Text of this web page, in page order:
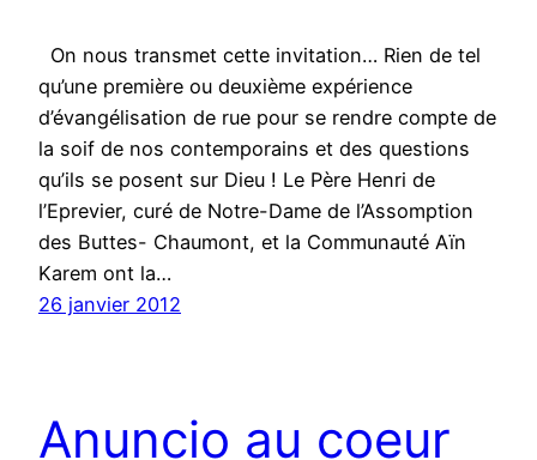
On nous transmet cette invitation… Rien de tel
qu’une première ou deuxième expérience
d’évangélisation de rue pour se rendre compte de
la soif de nos contemporains et des questions
qu’ils se posent sur Dieu ! Le Père Henri de
l’Eprevier, curé de Notre-Dame de l’Assomption
des Buttes- Chaumont, et la Communauté Aïn
Karem ont la…
26 janvier 2012
Anuncio au coeur